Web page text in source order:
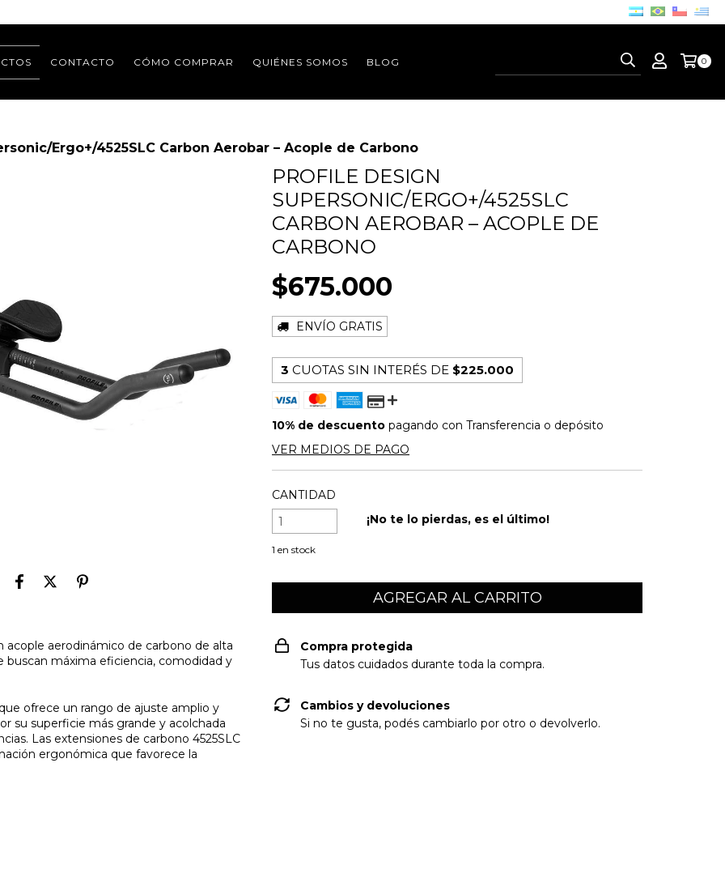
CONTACTO CÓMO COMPRAR QUIÉNES SOMOS BLOG 0
Ergo+/4525SLC Carbon Aerobar – Acople de Carbono
acople aerodinámico de carbono de alta
buscan máxima eficiencia, comodidad y
ofrece un rango de ajuste amplio y
su superficie más grande y acolchada
Las extensiones de carbono 4525SLC
ergonómica que favorece la
PROFILE DESIGN
SUPERSONIC/ERGO+/4525SLC
CARBON AEROBAR – ACOPLE DE
CARBONO
$675.000
ENVÍO GRATIS
3 CUOTAS SIN INTERÉS DE $225.000
10% de descuento pagando con Transferencia o depósito
VER MEDIOS DE PAGO
CANTIDAD
1 en stock
¡No te lo pierdas, es el último!
Compra protegida
Tus datos cuidados durante toda la compra.
Cambios y devoluciones
Si no te gusta, podés cambiarlo por otro o devolverlo.